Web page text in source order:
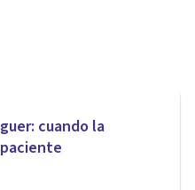
cuando la